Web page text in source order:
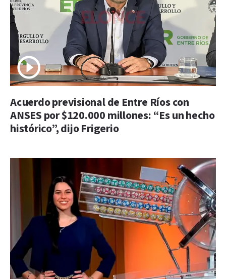
Acuerdo previsional de Entre Ríos con
ANSES por $120.000 millones: “Es un hecho
histórico”, dijo Frigerio